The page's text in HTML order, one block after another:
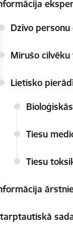
Dzīvo
Mirušo
Lietisko
Tiesu
Tiesu